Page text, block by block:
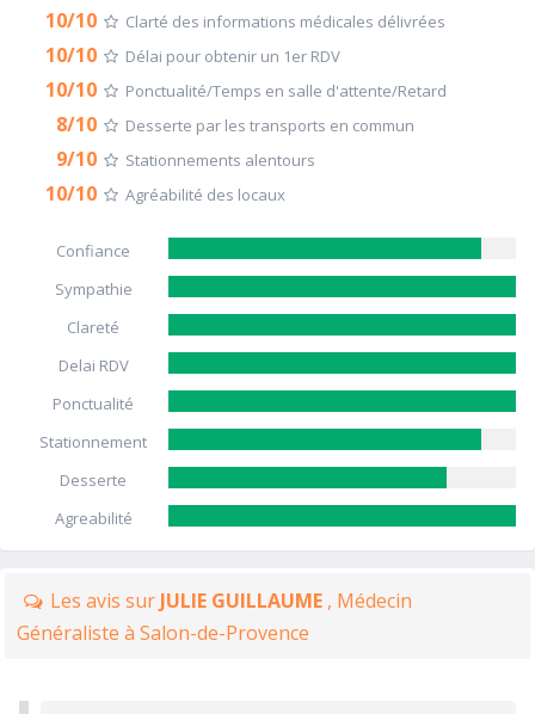
10/10 Clarté des informations médicales délivrées
10/10 Délai pour obtenir un 1er RDV
10/10 Ponctualité/Temps en salle d'attente/Retard
8/10 Desserte par les transports en commun
9/10 Stationnements alentours
10/10 Agréabilité des locaux
Confiance
Sympathie
Clareté
Delai RDV
Ponctualité
Stationnement
Desserte
Agreabilité
Les avis sur JULIE GUILLAUME , Médecin
Généraliste à Salon-de-Provence